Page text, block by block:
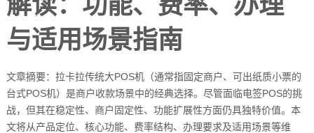
与适用场景指南
文章摘要：拉卡拉传统大POS机（通常指固定商户、可出纸质小票的
台式POS机）是商户收款场景中的经典选择。尽管面临电签POS的挑
战，但其在稳定性、商户固定性、功能扩展性方面仍具独特价值。本
文将从产品定位、核心功能、费率结构、办理要求及适用场景等维